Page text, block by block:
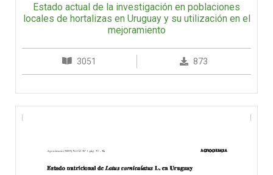
Estado actual de la investigación en poblaciones
locales de hortalizas en Uruguay y su utilización en el
mejoramiento
3051 873